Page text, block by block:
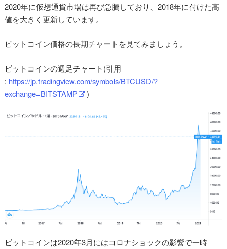
2020年に仮想通貨市場は再び急騰しており、2018年に付けた高
値を大きく更新しています。
ビットコイン価格の長期チャートを見てみましょう。
ビットコインの週足チャート(引用
: https://jp.tradingview.com/symbols/BTCUSD/?
exchange=BITSTAMP
)
ビットコインは2020年3月にはコロナショックの影響で一時